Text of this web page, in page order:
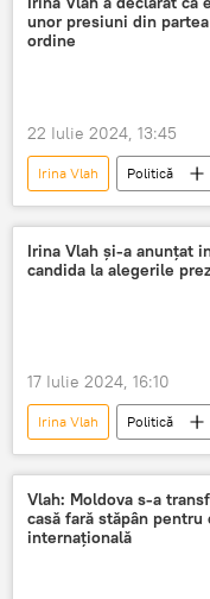
unor presiuni din
ordine
22 Iulie 2024, 13:45
Irina Vlah Politică
organe de drept
Irina Vlah și-a anunțat
candida la alegerile
17 Iulie 2024, 16:10
Irina Vlah Politică
Vlah: Moldova s-a
casă fară stăpân
internațională